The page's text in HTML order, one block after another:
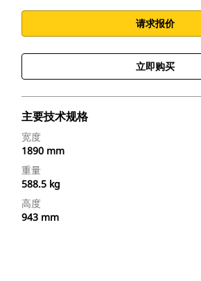
请求报价
立即购买
主要技术规格
宽度
1890 mm
重量
588.5 kg
高度
943 mm